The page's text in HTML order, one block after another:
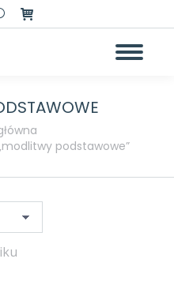
podstawowe”